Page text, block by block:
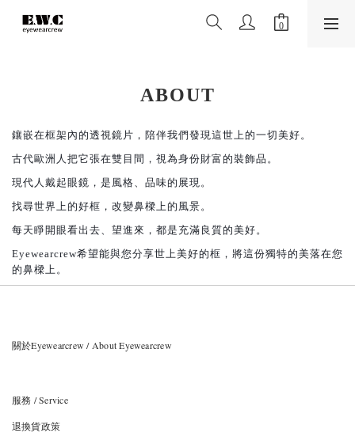
ABOUT
鑲嵌在框架內 的透視鏡片，陪伴我們發現這世上的一切美好。
古代歐洲人把它張在雙目間，視為身份財富的裝飾品。
現代人戴起眼鏡，是風格、品味的展現。
找尋世界上的好框，改變鼻樑上的風景。
每天睜開眼看出去、望進來，都是充滿良質的美好。
Eyewearcrew希望能與您分享世上美好的框，將這份獨特的美落在您
的鼻樑上。
關於Eyewearcrew / About Eyewearcrew
服務 / Service
退換貨政策